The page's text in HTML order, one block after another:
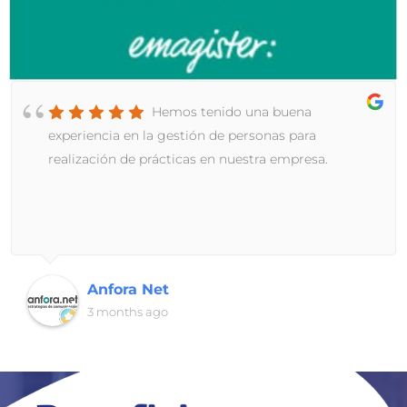
Hemos tenido una buena
experiencia en la gestión de personas para
realización de prácticas en nuestra empresa.
Anfora Net
3 months ago